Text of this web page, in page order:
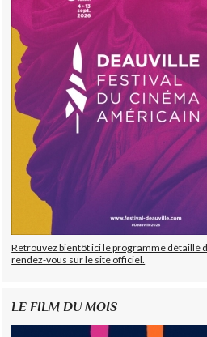
Retrouvez bientôt ici le programme détaillé
rendez-vous sur le site officiel.
LE FILM DU MOIS